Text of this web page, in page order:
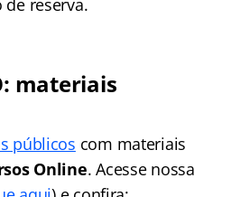
materiais
públicos com materiais
Online. Acesse nossa